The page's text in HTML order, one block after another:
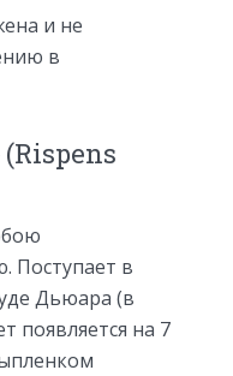
и не
в
Поступает в
Дьюара (в
появляется на 7